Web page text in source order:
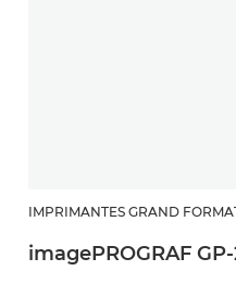
IMPRIMANTES GRAND
imagePROGRAF